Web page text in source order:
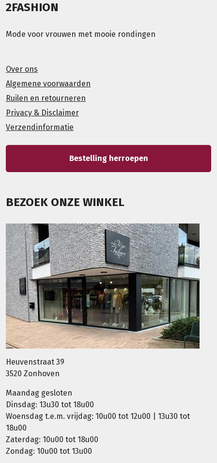
2FASHION
Mode voor vrouwen met mooie rondingen
Over ons
Algemene voorwaarden
Ruilen en retourneren
Privacy & Disclaimer
Verzendinformatie
Bestelling herroepen
BEZOEK ONZE WINKEL
Heuvenstraat 39
3520 Zonhoven
Maandag gesloten
Dinsdag: 13u30 tot 18u00
Woensdag t.e.m. vrijdag: 10u00 tot 12u00 | 13u30 tot
18u00
Zaterdag: 10u00 tot 18u00
Zondag: 10u00 tot 13u00